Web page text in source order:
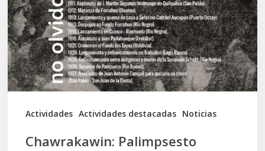
Actividades Actividades destacadas Noticias
través
del
arte
las
tensiones
documentales
Chawrakawin: Palimpsesto